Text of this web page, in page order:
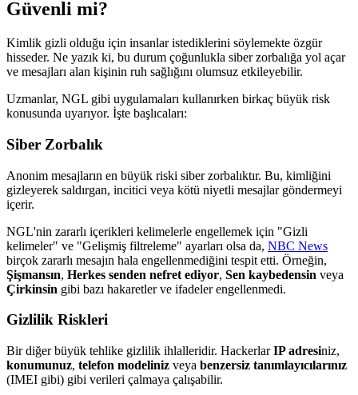
Güvenli mi?
Kimlik gizli olduğu için insanlar istediklerini söylemekte özgür
hisseder. Ne yazık ki, bu durum çoğunlukla siber zorbalığa yol açar
ve mesajları alan kişinin ruh sağlığını olumsuz etkileyebilir.
Uzmanlar, NGL gibi uygulamaları kullanırken birkaç büyük risk
konusunda uyarıyor. İşte başlıcaları:
Siber Zorbalık
Anonim mesajların en büyük riski siber zorbalıktır. Bu, kimliğini
gizleyerek saldırgan, incitici veya kötü niyetli mesajlar göndermeyi
içerir.
NGL'nin zararlı içerikleri kelimelerle engellemek için "Gizli
kelimeler" ve "Gelişmiş filtreleme" ayarları olsa da, NBC News
birçok zararlı mesajın hala engellenmediğini tespit etti. Örneğin,
Şişmansın, Herkes senden nefret ediyor, Sen kaybedensin veya
Çirkinsin gibi bazı hakaretler ve ifadeler engellenmedi.
Gizlilik Riskleri
Bir diğer büyük tehlike gizlilik ihlalleridir. HackerlarIP adresiniz,
konumunuz, telefon modeliniz veya benzersiz tanımlayıcılarınız
(IMEI gibi) gibi verileri çalmaya çalışabilir.